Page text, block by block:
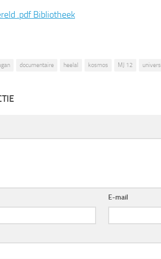
.pdf Bibliotheek
documentaire heelal kosmos MJ 12
E-mail